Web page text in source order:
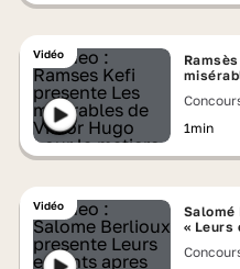
Vidéo
1min
Vidéo
Salomé
« Leurs